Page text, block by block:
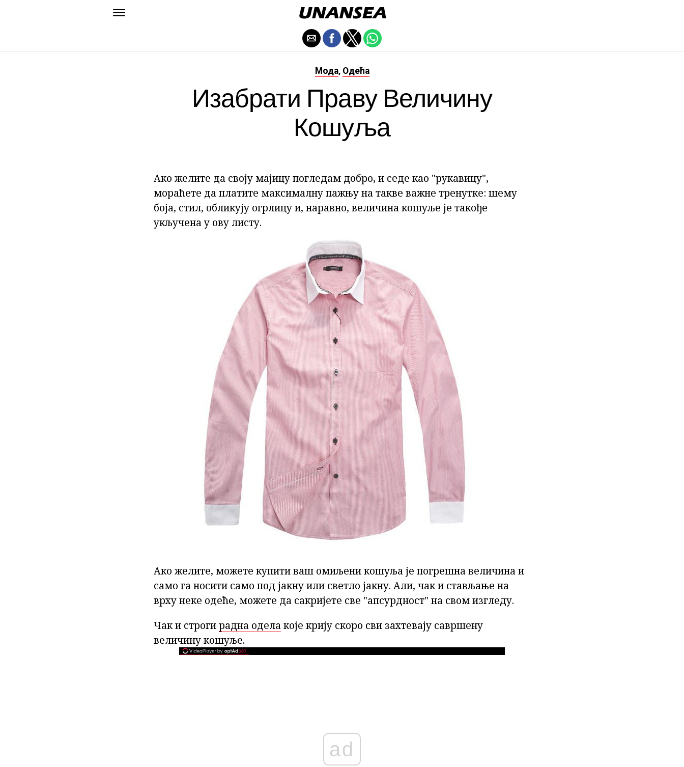
Мода, Одећа
Изабрати Праву Величину
Кошуља
Ако желите да своју мајицу погледам добро, и седе као "рукавицу",
мораћете да платите максималну пажњу на такве важне тренутке: шему
боја, стил, обликују огрлицу и, наравно, величина кошуље је такође
укључена у ову листу.
Ако желите, можете купити ваш омиљени кошуља је погрешна величина и
само га носити само под јакну или светло јакну. Али, чак и стављање на
врху неке одеће, можете да сакријете све "апсурдност" на свом изгледу.
Чак и строгирадна оделакоје крију скоро сви захтевају савршену
величину кошуље.
ad